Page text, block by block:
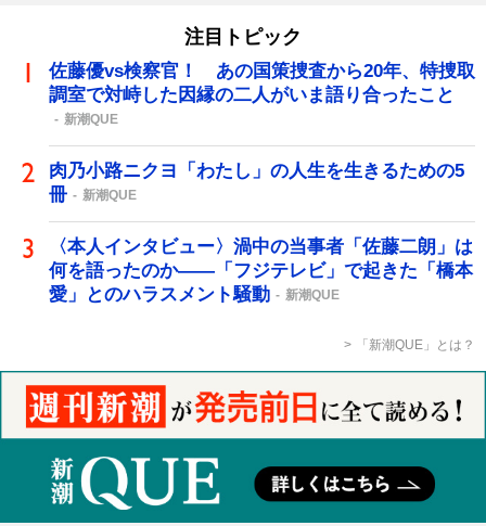
注目トピック
佐藤優vs検察官！ あの国策捜査から20年、特捜取
調室で対峙した因縁の二人がいま語り合ったこと
新潮QUE
肉乃小路ニクヨ「わたし」の人生を生きるための5
冊
新潮QUE
〈本人インタビュー〉渦中の当事者「佐藤二朗」は
何を語ったのか――「フジテレビ」で起きた「橋本
愛」とのハラスメント騒動
新潮QUE
「新潮QUE」とは？